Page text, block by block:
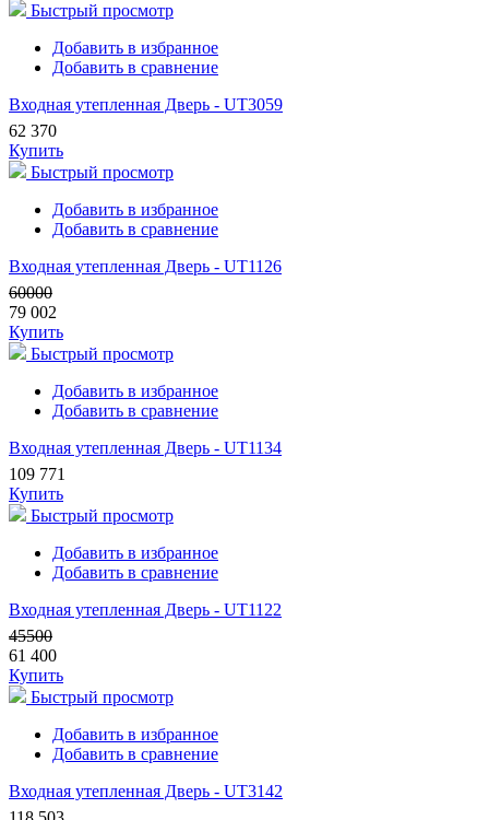
Быстрый просмотр
Добавить в избранное
Добавить в сравнение
Входная утепленная Дверь - UT3059
62 370
Купить
Быстрый просмотр
Добавить в избранное
Добавить в сравнение
Входная утепленная Дверь - UT1126
60000
79 002
Купить
Быстрый просмотр
Добавить в избранное
Добавить в сравнение
Входная утепленная Дверь - UT1134
109 771
Купить
Быстрый просмотр
Добавить в избранное
Добавить в сравнение
Входная утепленная Дверь - UT1122
45500
61 400
Купить
Быстрый просмотр
Добавить в избранное
Добавить в сравнение
Входная утепленная Дверь - UT3142